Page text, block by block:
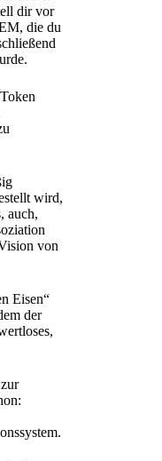
dir vor
die du
wird,
auch,
von
Eisen“
der